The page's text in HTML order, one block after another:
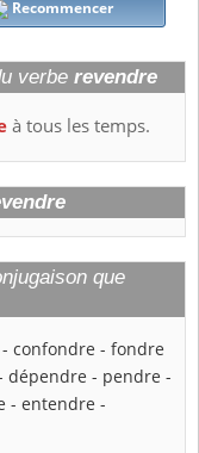
Recommencer
verbe revendre
à tous les temps.
que
- confondre - fondre
dépendre - pendre -
- entendre -